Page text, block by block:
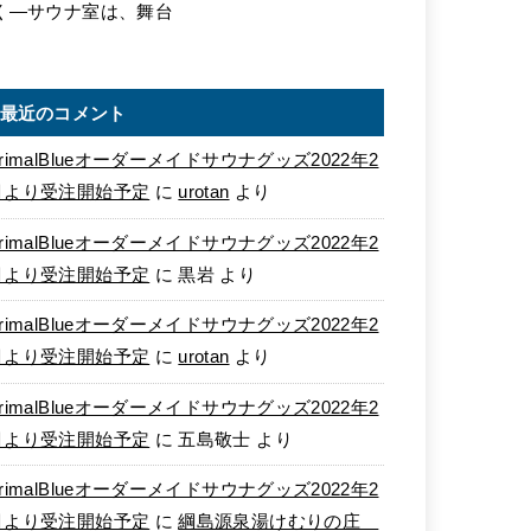
―サウナ室は、舞台
最近のコメント
オーダーメイドサウナグッズ2022年2
より受注開始予定 に urotan より
オーダーメイドサウナグッズ2022年2
より受注開始予定 に黒岩 より
オーダーメイドサウナグッズ2022年2
より受注開始予定 に urotan より
オーダーメイドサウナグッズ2022年2
より受注開始予定 に 五島敬士 より
オーダーメイドサウナグッズ2022年2
より受注開始予定 に綱島源泉湯けむりの庄